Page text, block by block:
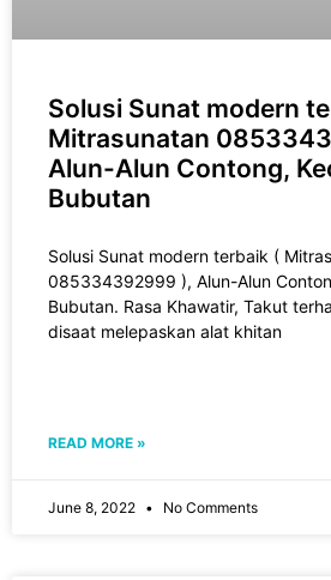
Solusi Sunat modern
Mitrasunatan
Alun-Alun Contong,
Bubutan
Solusi Sunat modern terbaik (
085334392999 ), Alun-Alun
Bubutan. Rasa Khawatir, Takut
disaat melepaskan alat khіtаn
READ MORE »
June 8, 2022 No Comments